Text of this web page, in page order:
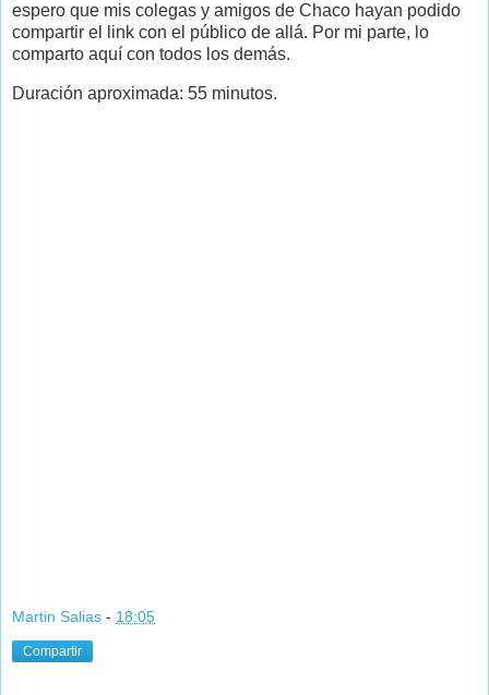
espero que mis colegas y amigos de Chaco hayan podido
compartir el link con el público de allá. Por mi parte, lo
comparto aquí con todos los demás.
Duración aproximada: 55 minutos.
Martin Salias - 18:05
Compartir